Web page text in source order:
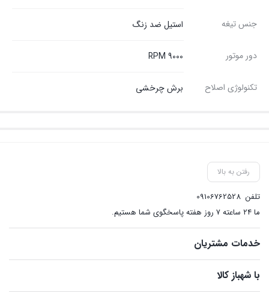
جنس تیغه استیل ضد زنگ
دور موتور 9000 RPM
تکنولوژی اصلاح برش چرخشی
رفتن به بالا
تلفن 09106762528
ما ۲۴ ساعته ۷ روز هفته پاسخگوی شما هستیم.
خدمات مشتریان
با شهباز کالا